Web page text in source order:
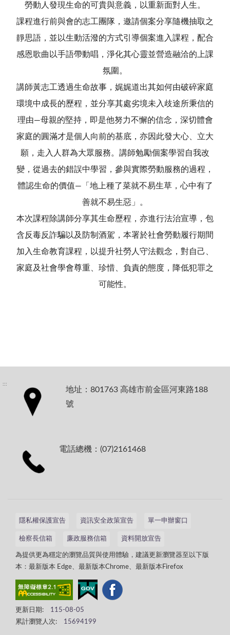
勞動人發現生命的可貴與意義，以重新面對人生。
課程進行前與會的志工團隊，邀請個案分享隨機抽取之
靜思語，並以生動活潑的方式引導個案進入課程，配合
感恩歌曲以手語帶動唱，淨化其心靈並營造融洽的上課
氛圍。
講師黃志工透過生命故事，娓娓道出其如何由破碎家庭
環境中成長的歷程，並分享其處劣境未入歧途所秉信的
理由—母親的堅持，即是他努力不懈的信念，深切體會
家庭的圓滿才是個人向前的基底，亦因此發大心、立大
願，走入人群為大眾服務。講師勉勵個案學習自我改
變，從過去的錯誤中學習，參與實際勞動服務的過程，
體認生命的價值—「地上種了菜就不易生草，心中有了
善就不易生惡」。
本次課程除講師分享其生命歷程，亦進行法治宣導，包
含反毒反詐騙以及防制酒駕，本署於社會勞動履行期間
加入生命教育課程，以提升社勞人守法觀念，對自己、
家庭及社會學會尊重、珍惜、負責的態度，降低犯罪之
可能性。
:::
地址：801763 高雄市前金區河東路188
號
電話總機：(07)2161468
隱私權保護宣告 資訊安全政策宣告 單一申辦窗口
檢察長信箱 廉政服務信箱 資料開放宣告
為提供更為穩定的瀏覽品質與使用體驗，建議更新瀏覽器至以下版
本：最新版本 Edge、最新版本Chrome、最新版本Firefox
更新日期:
115-08-05
累計瀏覽人次:
15694199